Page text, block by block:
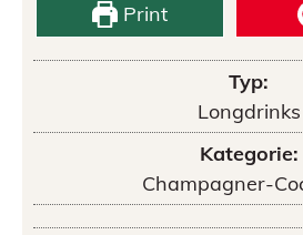
Print
Typ:
Longdrinks
Kategorie:
Champagner-